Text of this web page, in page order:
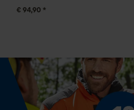
€ 94,90 *
Funktionale